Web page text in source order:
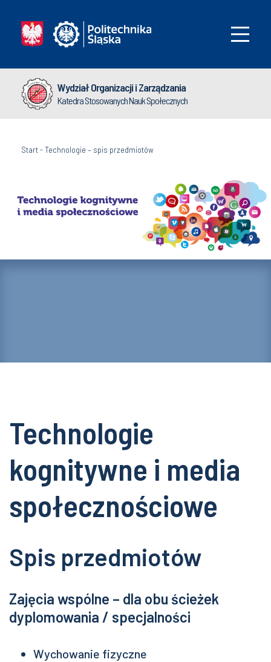
Wydział Organizacji i Zarządzania
Katedra Stosowanych Nauk Społecznych
Start-Technologie – spis przedmiotów
Technologie
kognitywne i media
społecznościowe
Spis przedmiotów
Zajęcia wspólne – dla obu ścieżek
dyplomowania / specjalności
Wychowanie fizyczne